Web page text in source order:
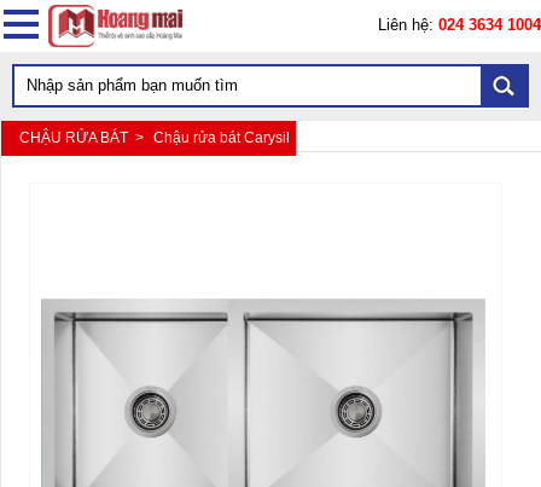
Liên hệ: 024 3634 1004
CHẬU RỬA BÁT > Chậu rửa bát Carysil